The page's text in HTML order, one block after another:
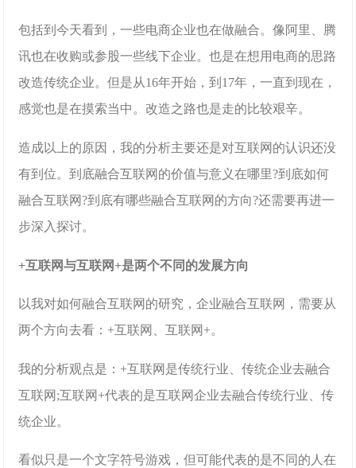
包括到今天看到，一些电商企业也在做融合。像阿里、腾
讯也在收购或参股一些线下企业。也是在想用电商的思路
改造传统企业。但是从16年开始，到17年，一直到现在，
感觉也是在摸索当中。改造之路也是走的比较艰辛。
造成以上的原因，我的分析主要还是对互联网的认识还没
有到位。到底融合互联网的价值与意义在哪里?到底如何
融合互联网?到底有哪些融合互联网的方向?还需要再进一
步深入探讨。
+互联网与互联网+是两个不同的发展方向
以我对如何融合互联网的研究，企业融合互联网，需要从
两个方向去看：+互联网、互联网+。
我的分析观点是：+互联网是传统行业、传统企业去融合
互联网;互联网+代表的是互联网企业去融合传统行业、传
统企业。
看似只是一个文字符号游戏，但可能代表的是不同的人在